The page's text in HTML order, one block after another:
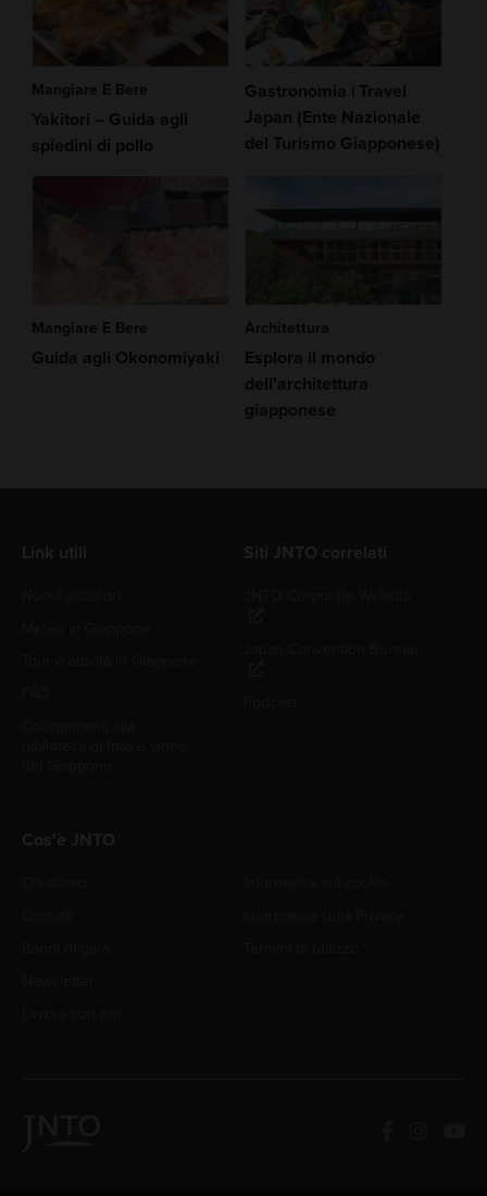
Mangiare E Bere
Yakitori – Guida agli
spiedini di pollo
Gastronomia | Travel
Japan (Ente Nazionale
del Turismo Giapponese)
Mangiare E Bere
Guida agli Okonomiyaki
Architettura
Esplora il mondo
dell'architettura
giapponese